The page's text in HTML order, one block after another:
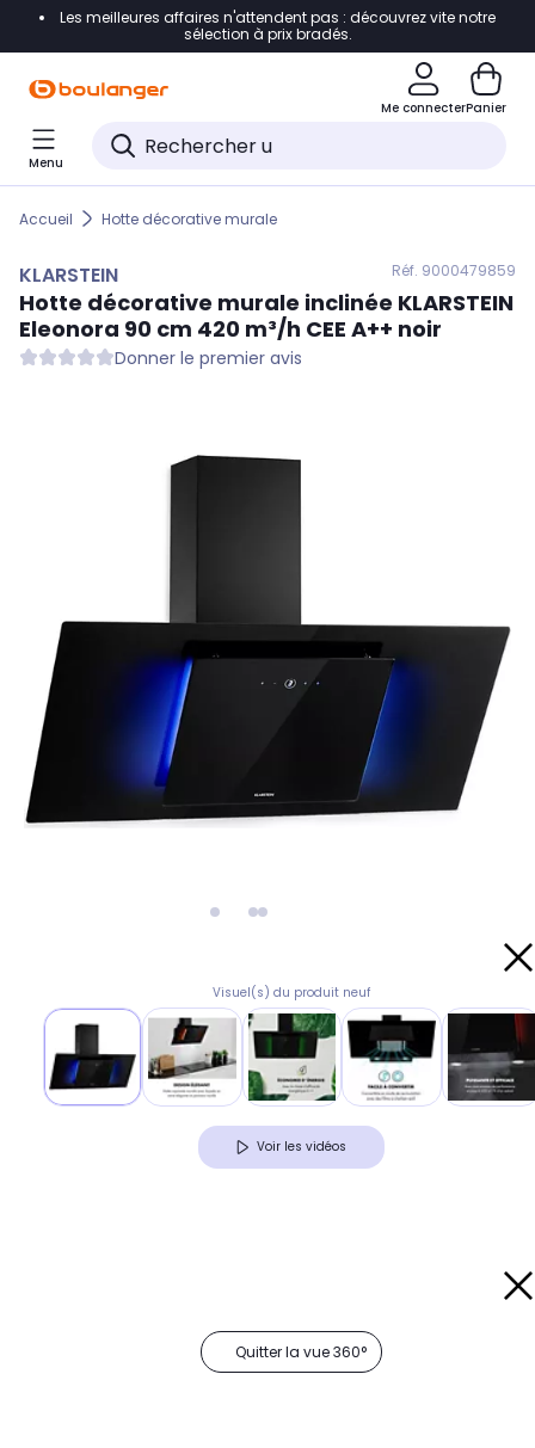
Accéder directement à la navigation
Accéder directement au pied de page
Accéder directement au chatbot
Les meilleures affaires n'attendent pas : découvrez vite notre
sélection à prix bradés.
Me connecterPanier
Menu
Accueil Hotte décorative murale
KLARSTEIN Réf. 9000479859
Hotte décorative murale inclinée KLARSTEIN
Eleonora 90 cm 420 m³/h CEE A++ noir
Donner le premier avis
Visuel(s) du produit neuf
Voir les vidéos
Quitter la vue 360°